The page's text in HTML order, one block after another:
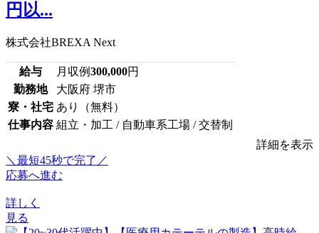
円以...
株式会社BREXA Next
給与 月収例300,000円
勤務地
大阪府 堺市
寮・社宅 あり（無料）
仕事内容 組立・加工 / 自動車系工場 / 交替制
詳細を表示
＼最短45秒で完了／
応募へ進む
詳しく
見る